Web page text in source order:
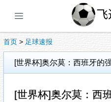
首页 > 足球速报
[世界杯]奥尔莫：西